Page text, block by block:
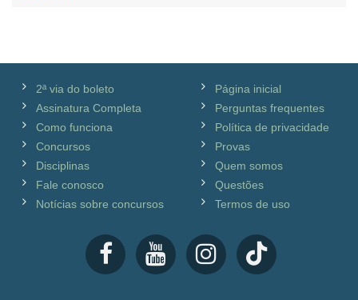
2ª via do boleto
Assinatura Completa
Como funciona
Concursos
Disciplinas
Fale conosco
Notícias sobre concursos
Página inicial
Perguntas frequentes
Política de privacidade
Provas
Quem somos
Questões
Termos de uso